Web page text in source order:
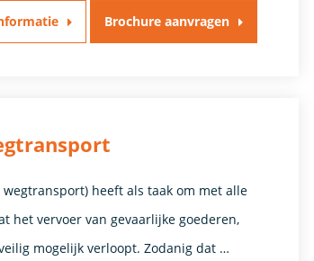
Brochure aanvragen
heeft als taak om met alle
het vervoer van gevaarlijke goederen,
mogelijk verloopt. Zodanig dat …